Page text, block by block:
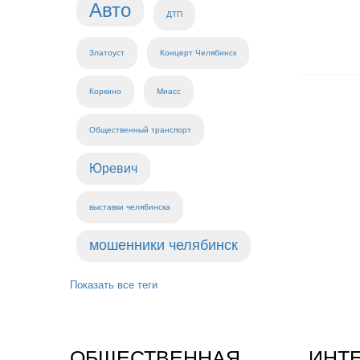
Авто ДТП
Златоуст Концерт Челябинск
Коркино Миасс
Общественный транспорт
Юревич
выставки челябинска
мошенники челябинск
Показать все теги